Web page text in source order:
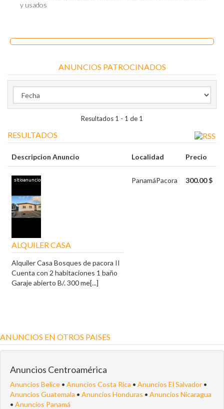
y usados
ANUNCIOS PATROCINADOS
Resultados 1 - 1 de 1
RESULTADOS
Descripcion Anuncio Localidad Precio
ALQUILER CASA
Alquiler Casa Bosques de pacora II
Cuenta con 2 habitaciones 1 baño
Garaje abierto B/. 300 me[...]
PanamáPacora 300.00 $
ANUNCIOS EN OTROS PAISES
Anuncios Centroamérica
Anuncios Belice • Anuncios Costa Rica • Anuncios El Salvador •
Anuncios Guatemala • Anuncios Honduras • Anuncios Nicaragua
• Anuncios Panamá